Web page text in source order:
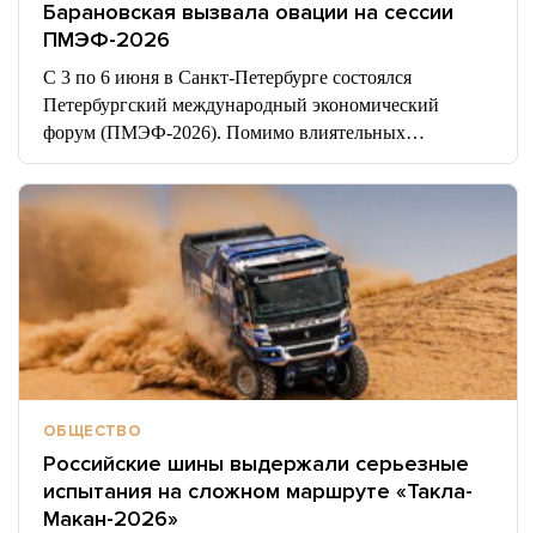
Барановская вызвала овации на сессии
ПМЭФ-2026
С 3 по 6 июня в Санкт‑Петербурге состоялся
Петербургский международный экономический
форум (ПМЭФ‑2026). Помимо влиятельных…
ОБЩЕСТВО
Российские шины выдержали серьезные
испытания на сложном маршруте «Такла-
Макан-2026»